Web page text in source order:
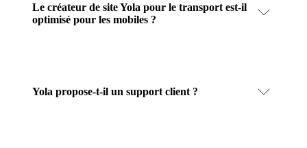
Le créateur de site Yola pour le transport est-il
optimisé pour les mobiles ?
Yola propose-t-il un support client ?